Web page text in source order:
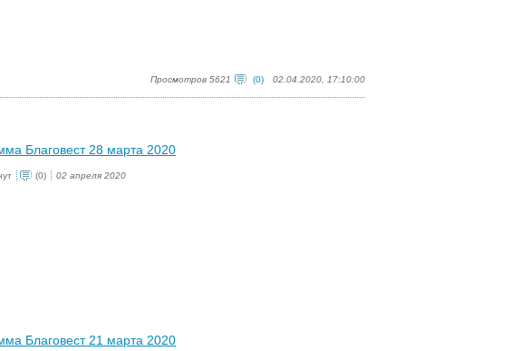
Просмотров 5621 (0) 02.04.2020, 17:10:00
Благовест 28 марта 2020
(0) 02 апреля 2020
Благовест 21 марта 2020